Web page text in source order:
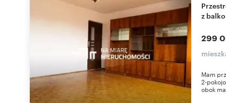
Przestronne 2-pokojowe mieszkanie po remoncie
z
299
Mam
2-
obok